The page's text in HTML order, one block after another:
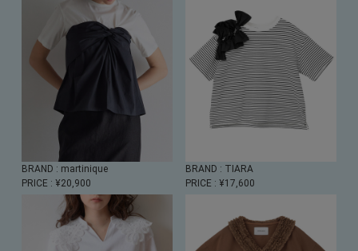
BRAND : martinique
PRICE : ¥20,900
BRAND : TIARA
PRICE : ¥17,600